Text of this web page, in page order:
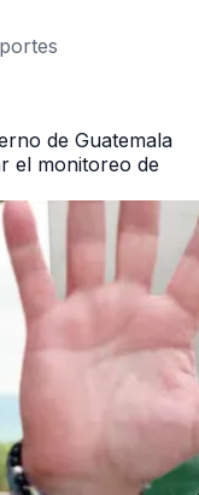
de Guatemala
el monitoreo de